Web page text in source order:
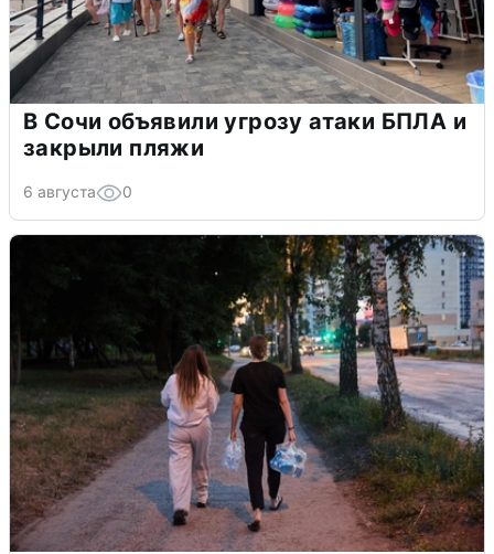
В Сочи объявили угрозу атаки БПЛА и
закрыли пляжи
6 августа 0